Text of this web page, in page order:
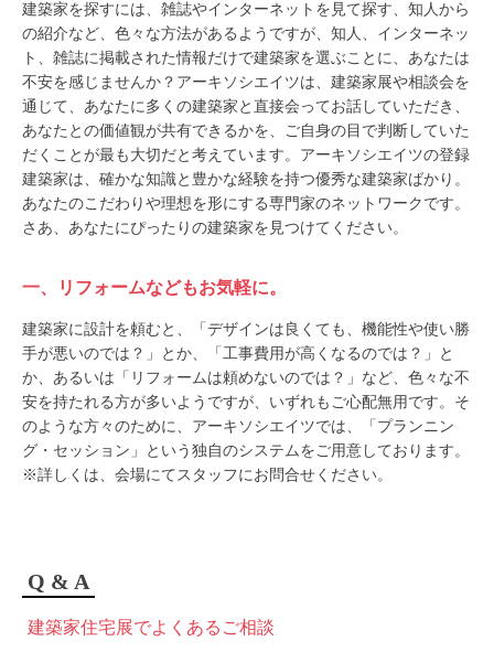
建築家を探すには、雑誌やインターネットを見て探す、知人から
の紹介など、色々な方法があるようですが、知人、インターネッ
ト、雑誌に掲載された情報だけで建築家を選ぶことに、あなたは
不安を感じませんか？アーキソシエイツは、建築家展や相談会を
通じて、あなたに多くの建築家と直接会ってお話していただき、
あなたとの価値観が共有できるかを、ご自身の目で判断していた
だくことが最も大切だと考えています。アーキソシエイツの登録
建築家は、確かな知識と豊かな経験を持つ優秀な建築家ばかり。
あなたのこだわりや理想を形にする専門家のネットワークです。
さあ、あなたにぴったりの建築家を見つけてください。
一、リフォームなどもお気軽に。
建築家に設計を頼むと、「デザインは良くても、機能性や使い勝
手が悪いのでは？」とか、「工事費用が高くなるのでは？」と
か、あるいは「リフォームは頼めないのでは？」など、色々な不
安を持たれる方が多いようですが、いずれもご心配無用です。そ
のような方々のために、アーキソシエイツでは、「プランニン
グ・セッション」という独自のシステムをご用意しております。
※詳しくは、会場にてスタッフにお問合せください。
Q & A
建築家住宅展でよくあるご相談